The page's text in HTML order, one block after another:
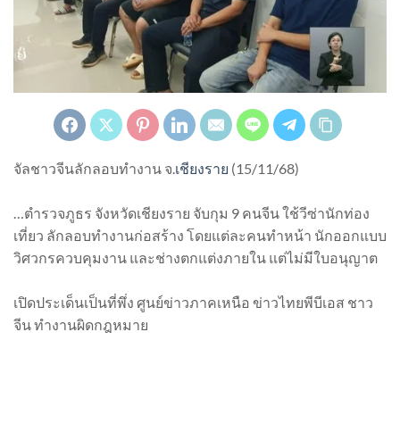
จัลชาวจีนลักลอบทำงาน จ.เชียงราย (15/11/68)
…ตำรวจภูธร จังหวัดเชียงราย จับกุม 9 คนจีน ใช้วีซ่านักท่อง
เที่ยว ลักลอบทำงานก่อสร้าง โดยแต่ละคนทำหน้า นักออกแบบ
วิศวกรควบคุมงาน และช่างตกแต่งภายใน แต่ไม่มีใบอนุญาต
เปิดประเด็นเป็นที่พึ่ง ศูนย์ข่าวภาคเหนือ ข่าวไทยพีบีเอส ชาว
จีน ทำงานผิดกฎหมาย